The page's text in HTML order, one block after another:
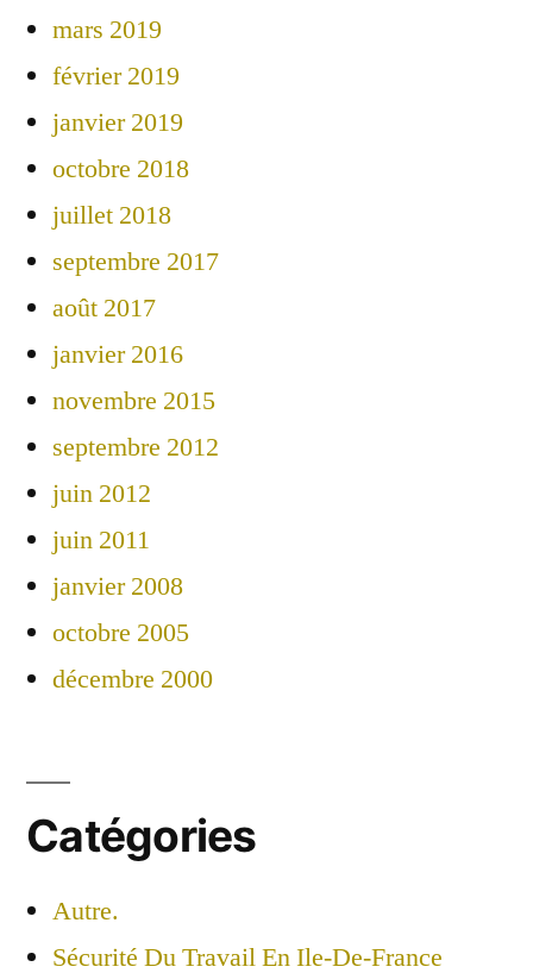
mars 2019
février 2019
janvier 2019
octobre 2018
juillet 2018
septembre 2017
août 2017
janvier 2016
novembre 2015
septembre 2012
juin 2012
juin 2011
janvier 2008
octobre 2005
décembre 2000
Catégories
Autre.
Sécurité Du Travail En Ile-De-France